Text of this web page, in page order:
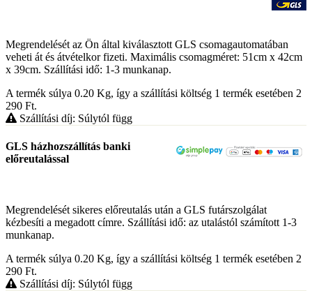
Megrendelését az Ön által kiválasztott GLS csomagautomatában
veheti át és átvételkor fizeti. Maximális csomagméret: 51cm x 42cm
x 39cm. Szállítási idő: 1-3 munkanap.
A termék súlya 0.20 Kg, így a szállítási költség 1 termék esetében 2
290 Ft.
Szállítási díj: Súlytól függ
GLS házhozszállítás banki
előreutalással
Megrendelését sikeres előreutalás után a GLS futárszolgálat
kézbesíti a megadott címre. Szállítási idő: az utalástól számított 1-3
munkanap.
A termék súlya 0.20 Kg, így a szállítási költség 1 termék esetében 2
290 Ft.
Szállítási díj: Súlytól függ